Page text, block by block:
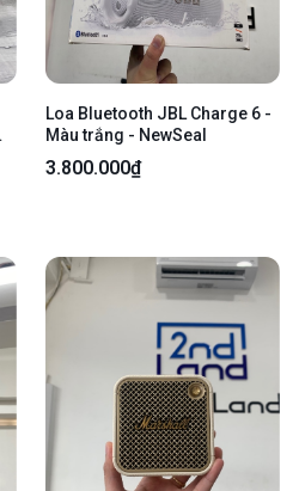
Loa Bluetooth JBL Charge 6 -
Màu trắng - NewSeal
3.800.000₫